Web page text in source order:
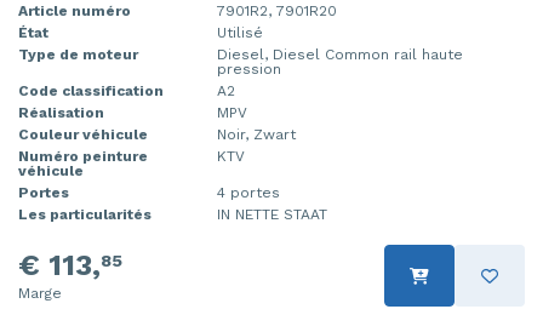
Article numéro
7901R2, 7901R20
État
Utilisé
Type de moteur
Diesel, Diesel Common rail haute
pression
Code classification
A2
Réalisation
MPV
Couleur véhicule
Noir, Zwart
Numéro peinture
véhicule
KTV
Portes
4 portes
Les particularités
IN NETTE STAAT
€ 113,85
Marge